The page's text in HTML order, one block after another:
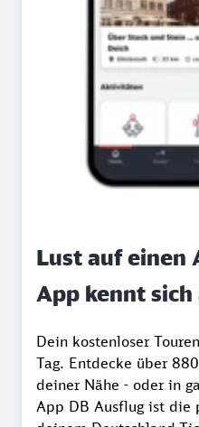
Lust auf einen
App kennt sich
Dein kostenloser
Tag. Entdecke über
deiner Nähe - oder in
App DB Ausflug ist die